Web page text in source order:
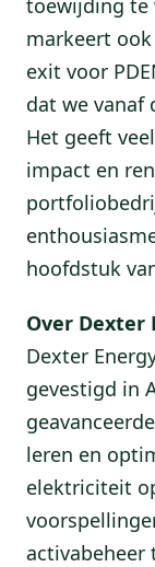
toewijding te
markeert
exit voor
dat we vanaf
Het geeft
impact en
hoofdstuk
Over Dexter
Dexter
gevestigd in
leren en
elektriciteit
activabeheer